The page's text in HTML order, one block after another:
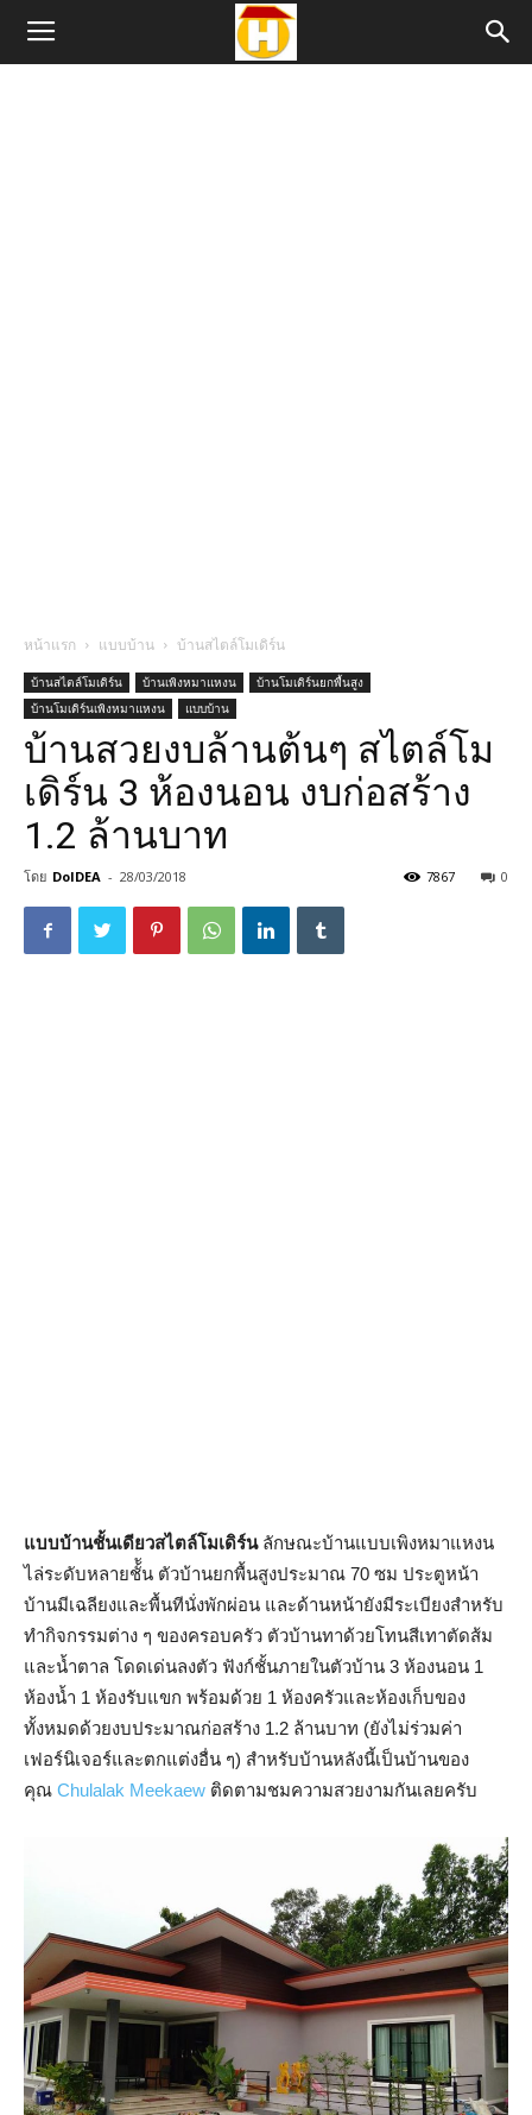
หน้าแรก แบบบ้าน บ้านสไตล์โมเดิร์น
บ้านสไตล์โมเดิร์น บ้านเพิงหมาแหงน
บ้านโมเดิร์นยกพื้นสูง
บ้านโมเดิร์นเพิงหมาแหงน
แบบบ้าน
บ้านสวยงบล้านต้นๆ สไตล์โม
เดิร์น 3 ห้องนอน งบก่อสร้าง
1.2 ล้านบาท
โดย DoIDEA - 28/03/2018 0
7867
แบบบ้านชั้นเดียวสไตล์โมเดิร์นลักษณะบ้านแบบเพิงหมาแหงน
ไล่ระดับหลายชั้ัน ตัวบ้านยกพื้นสูงประมาณ 70 ซม ประตูหน้า
บ้านมีเฉลียงและพื้นทีนั่งพักผ่อน และด้านหน้ายังมีระเบียงสำหรับ
ทำกิจกรรมต่าง ๆ ของครอบครัว ตัวบ้านทาด้วยโทนสีเทาตัดส้ม
และน้ำตาล โดดเด่นลงตัว ฟังก์ชั้นภายในตัวบ้าน 3 ห้องนอน 1
ห้องน้ำ 1 ห้องรับแขก พร้อมด้วย 1 ห้องครัวและห้องเก็บของ
ทั้งหมดด้วยงบประมาณก่อสร้าง 1.2 ล้านบาท (ยังไม่ร่วมค่า
เฟอร์นิเจอร์และตกแต่งอื่น ๆ) สำหรับบ้านหลังนี้เป็นบ้านของ
คุณ Chulalak Meekaew ติดตามชมความสวยงามกันเลยครับ